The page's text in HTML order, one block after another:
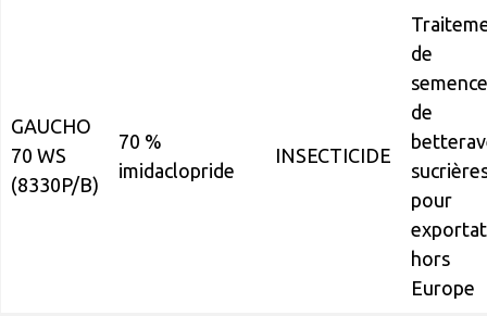
GAUCHO
70 WS
(8330P/B)
70 %
imidaclopride
INSECTICIDE
de
de
pour
hors
Europe